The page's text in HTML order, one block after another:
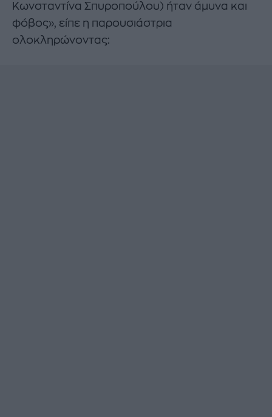
Κωνσταντίνα Σπυροπούλου) ήταν άμυνα και
φόβος», είπε η παρουσιάστρια
ολοκληρώνοντας: